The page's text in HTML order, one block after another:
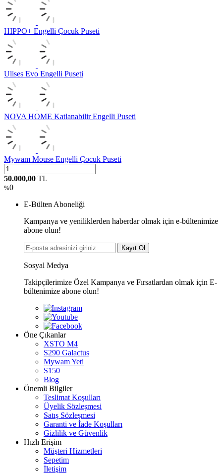
HIPPO+ Engelli Çocuk Puseti
Ulises Evo Engelli Puseti
NOVA HOME Katlanabilir Engelli Puseti
Mywam Mouse Engelli Çocuk Puseti
50.000,00 TL
%0
E-Bülten Aboneliği
Kampanya ve yeniliklerden haberdar olmak için e-bültenimize
abone olun!
Kayıt Ol
Sosyal Medya
Takipçilerimize Özel Kampanya ve Fırsatlardan olmak için E-
bültenimize abone olun!
Öne Çıkanlar
XSTO M4
S290 Galactus
Mywam Yeti
S150
Blog
Önemli Bilgiler
Teslimat Koşulları
Üyelik Sözleşmesi
Satış Sözleşmesi
Garanti ve İade Koşulları
Gizlilik ve Güvenlik
Hızlı Erişim
Müşteri Hizmetleri
Sepetim
İletişim